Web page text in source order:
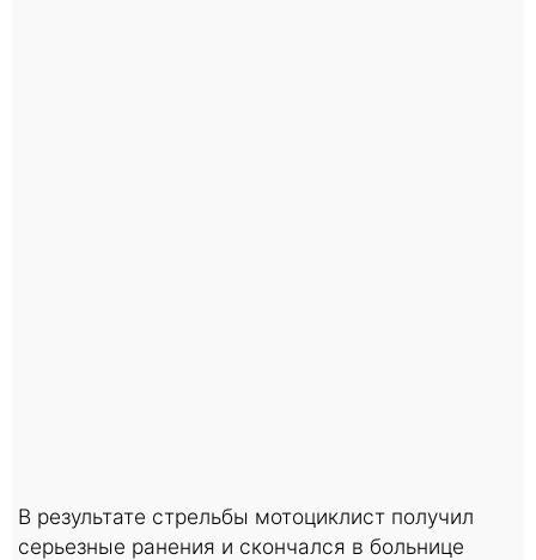
В результате стрельбы мотоциклист получил
серьезные ранения и скончался в больнице